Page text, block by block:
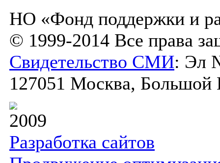
НО «Фонд поддержки и
© 1999-2014 Все права
Свидетельство СМИ: Эл
127051 Москва, Большой
2009
Разработка сайтов